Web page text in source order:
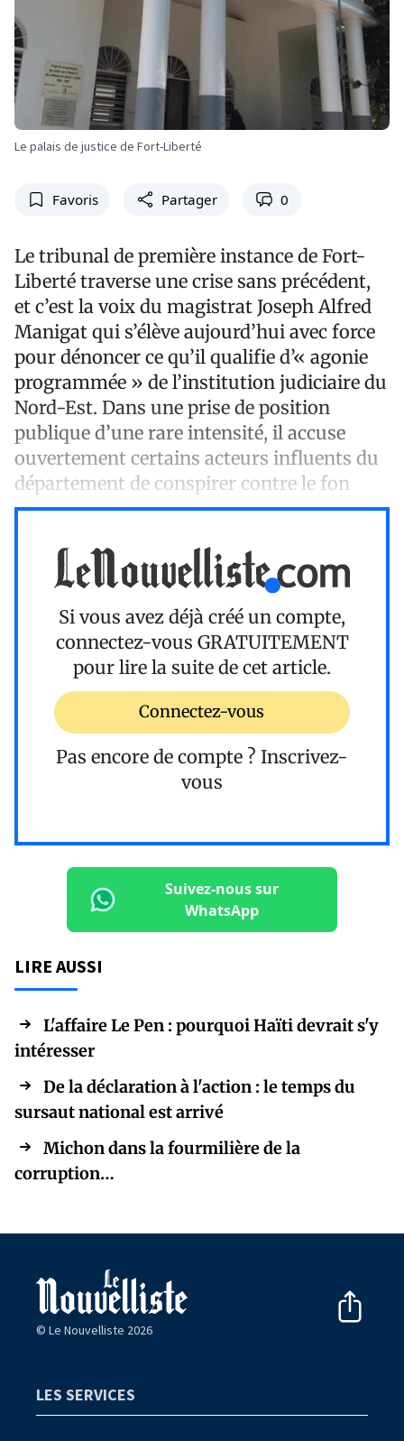
Le palais de justice de Fort-Liberté
Favoris Partager 0
Le tribunal de première instance de Fort-
Liberté traverse une crise sans précédent,
et c’est la voix du magistrat Joseph Alfred
Manigat qui s’élève aujourd’hui avec force
pour dénoncer ce qu’il qualifie d’« agonie
programmée » de l’institution judiciaire du
Nord-Est. Dans une prise de position
publique d’une rare intensité, il accuse
ouvertement certains acteurs influents du
département de conspirer contre le fon
Si vous avez déjà créé un compte,
connectez-vous GRATUITEMENT
pour lire la suite de cet article.
Connectez-vous
Pas encore de compte ? Inscrivez-
vous
Suivez-nous sur
WhatsApp
LIRE AUSSI
L'affaire Le Pen : pourquoi Haïti devrait s'y
intéresser
De la déclaration à l'action : le temps du
sursaut national est arrivé
Michon dans la fourmilière de la
corruption…
© Le Nouvelliste 2026
LES SERVICES